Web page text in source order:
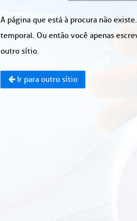
A página que está à procura não
temporal. Ou então você apenas
outro sítio.
Ir para outro sítio